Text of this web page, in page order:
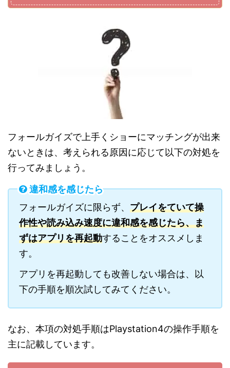
フォールガイズで上手くショーにマッチングが出来
ないときは、考えられる原因に応じて以下の対処を
行ってみましょう。
違和感を感じたら
フォールガイズに限らず、 プレイをていて操
作性や読み込み速度に違和感を感じたら、ま
ずはアプリを再起動することをオススメしま
す。
アプリを再起動しても改善しない場合は、以
下の手順を順次試してみてください。
なお、本項の対処手順はPlaystation4の操作手順を
主に記載しています。